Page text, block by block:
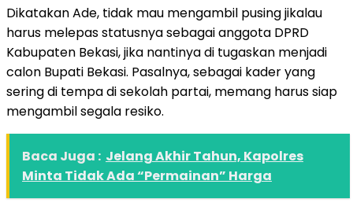
Dikatakan Ade, tidak mau mengambil pusing jikalau
harus melepas statusnya sebagai anggota DPRD
Kabupaten Bekasi, jika nantinya di tugaskan menjadi
calon Bupati Bekasi. Pasalnya, sebagai kader yang
sering di tempa di sekolah partai, memang harus siap
mengambil segala resiko.
Baca Juga : Jelang Akhir Tahun, Kapolres
Minta Tidak Ada “Permainan” Harga